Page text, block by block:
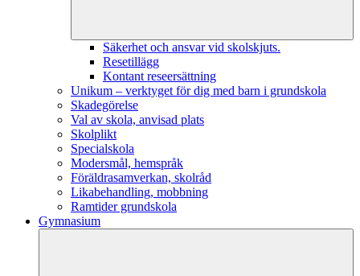
Säkerhet och ansvar vid skolskjuts.
Resetillägg
Kontant reseersättning
Unikum – verktyget för dig med barn i grundskola
Skadegörelse
Val av skola, anvisad plats
Skolplikt
Specialskola
Modersmål, hemspråk
Föräldrasamverkan, skolråd
Likabehandling, mobbning
Ramtider grundskola
Gymnasium